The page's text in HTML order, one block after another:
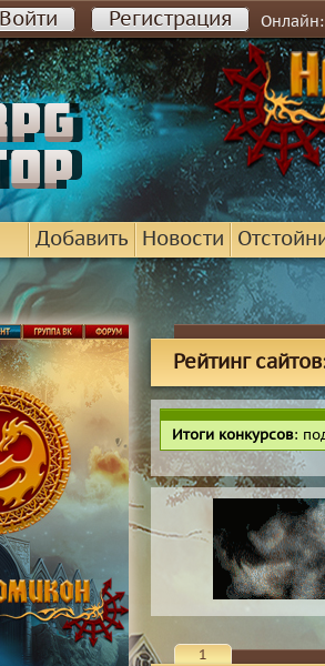
Войти Регистрация Онлайн:
Добавить Новости
Рейтинг
Итоги конкурсов:
1